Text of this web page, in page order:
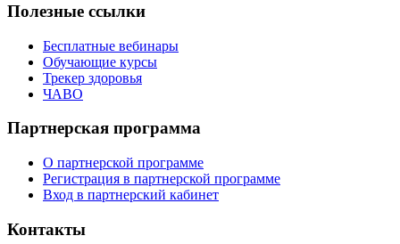
Полезные ссылки
Бесплатные вебинары
Обучающие курсы
Трекер здоровья
ЧАВО
Партнерская программа
О партнерской программе
Регистрация в партнерской программе
Вход в партнерский кабинет
Контакты